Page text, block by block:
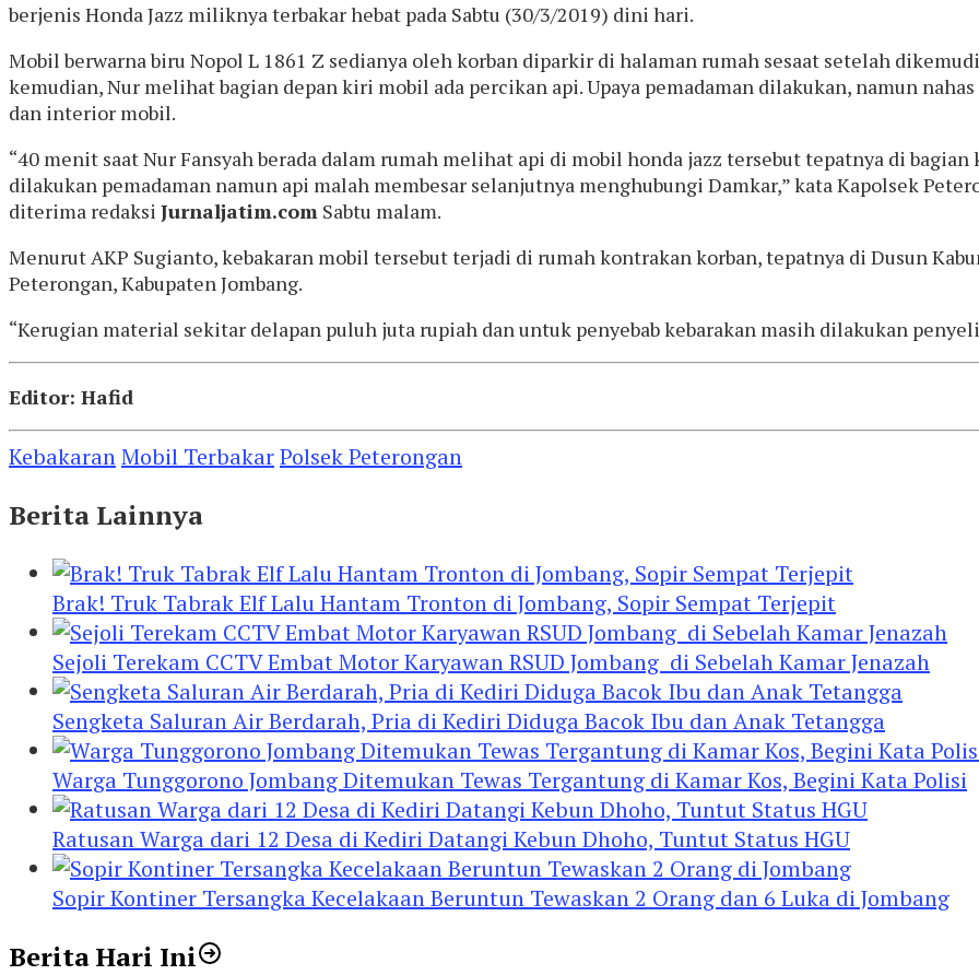
berjenis Honda Jazz miliknya terbakar hebat pada Sabtu (30/3/2019) dini hari.
Mobil berwarna biru Nopol L 1861 Z sedianya oleh korban diparkir di halaman rumah sesaat setelah
kemudian, Nur melihat bagian depan kiri mobil ada percikan api. Upaya pemadaman dilakukan, namun
dan interior mobil.
“40 menit saat Nur Fansyah berada dalam rumah melihat api di mobil honda jazz tersebut tepatnya di
dilakukan pemadaman namun api malah membesar selanjutnya menghubungi Damkar,” kata Kapolsek
diterima redaksi Jurnaljatim.com Sabtu malam.
Menurut AKP Sugianto, kebakaran mobil tersebut terjadi di rumah kontrakan korban, tepatnya di Dusun
Peterongan, Kabupaten Jombang.
“Kerugian material sekitar delapan puluh juta rupiah dan untuk penyebab kebarakan masih dilakukan
Editor: Hafid
KebakaranMobil TerbakarPolsek Peterongan
Berita Lainnya
Brak! Truk Tabrak Elf Lalu Hantam Tronton di Jombang, Sopir Sempat Terjepit
Sejoli Terekam CCTV Embat Motor Karyawan RSUD Jombang di Sebelah Kamar Jenazah
Sengketa Saluran Air Berdarah, Pria di Kediri Diduga Bacok Ibu dan Anak Tetangga
Warga Tunggorono Jombang Ditemukan Tewas Tergantung di Kamar Kos, Begini Kata Polisi
Ratusan Warga dari 12 Desa di Kediri Datangi Kebun Dhoho, Tuntut Status HGU
Sopir Kontiner Tersangka Kecelakaan Beruntun Tewaskan 2 Orang dan 6 Luka di Jombang
Berita Hari Ini